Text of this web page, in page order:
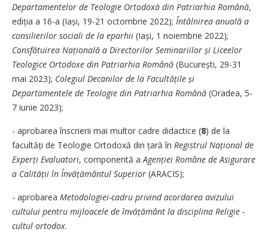
Departamentelor de Teologie Ortodoxă din Patriarhia Română,
ediția a 16-a (Iași, 19-21 octombrie 2022); Întâlnirea anuală a
consilierilor sociali de la eparhii (Iași, 1 noiembrie 2022);
Consfătuirea Națională a ­Directorilor Seminariilor și Liceelor
Teologice Ortodoxe din Patriarhia Română (București, 29-31
mai 2023); Colegiul Decanilor de la Facultățile și
Departamentele de Teologie din Patriarhia Română (Oradea, 5-
7 iunie 2023);
- aprobarea înscrierii mai multor cadre didactice (8) de la
facultăți de Teologie Ortodoxă din țară în Registrul Național de
Experți Evaluatori, componentă aAgenției Române de Asigurare
a Calității în Învățământul Superior (ARACIS);
- aprobarea Metodologiei-cadru privind acordarea avizului
cultului pentru mijloacele de învățământ la disciplina Religie -
cultul ortodox.